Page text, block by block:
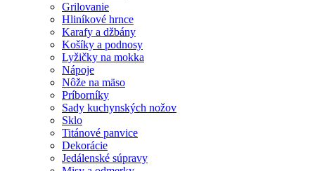
Grilovanie
Hliníkové hrnce
Karafy a džbány
Košíky a podnosy
Lyžičky na mokka
Nápoje
Nôže na mäso
Príborníky
Sady kuchynských nožov
Sklo
Titánové panvice
Dekorácie
Jedálenské súpravy